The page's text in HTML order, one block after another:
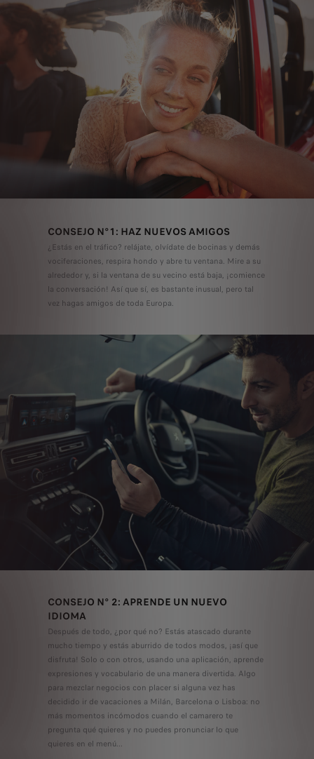
CONSEJO N°1: HAZ NUEVOS AMIGOS
¿Estás en el tráfico? relájate, olvídate de bocinas y demás
vociferaciones, respira hondo y abre tu ventana. Mire a su
alrededor y, si la ventana de su vecino está baja, ¡comience
la conversación! Así que sí, es bastante inusual, pero tal
vez hagas amigos de toda Europa.
CONSEJO N° 2: APRENDE UN NUEVO
IDIOMA
Después de todo, ¿por qué no? Estás atascado durante
mucho tiempo y estás aburrido de todos modos, ¡así que
disfruta! Solo o con otros, usando una aplicación, aprende
expresiones y vocabulario de una manera divertida. Algo
para mezclar negocios con placer si alguna vez has
decidido ir de vacaciones a Milán, Barcelona o Lisboa: no
más momentos incómodos cuando el camarero te
pregunta qué quieres y no puedes pronunciar lo que
quieres en el menú...